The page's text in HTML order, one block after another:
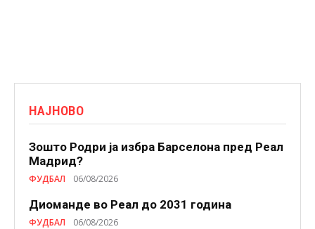
НАЈНОВО
Зошто Родри ја избра Барселона пред Реал
Мадрид?
ФУДБАЛ 06/08/2026
Диоманде во Реал до 2031 година
ФУДБАЛ 06/08/2026